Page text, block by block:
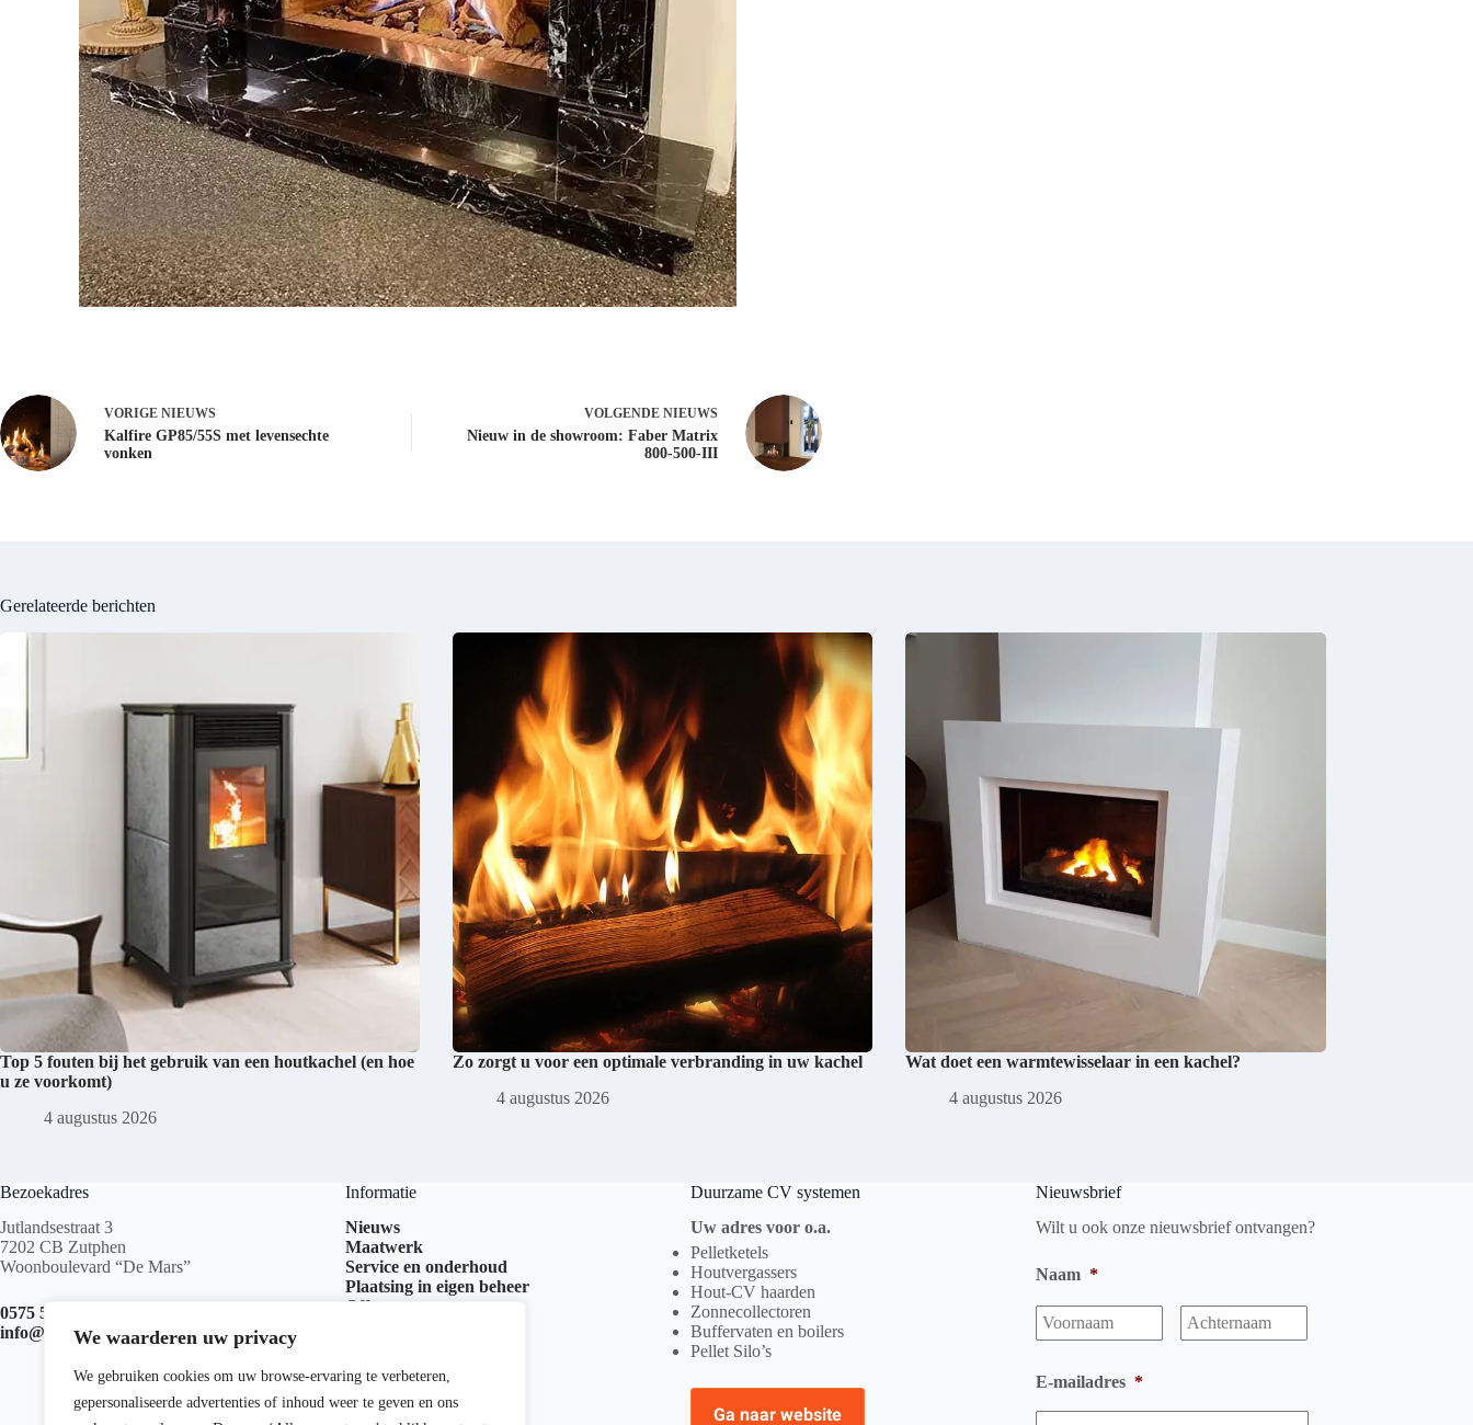
We waarderen uw privacy
We gebruiken cookies om uw browse-ervaring te verbeteren,
gepersonaliseerde advertenties of inhoud weer te geven en ons
VORIGE NIEUWS
Kalfire GP85/55S met levensechte
vonken
VOLGENDE NIEUWS
Nieuw in de showroom: Faber Matrix
800-500-III
Gerelateerde berichten
Top 5 fouten bij het gebruik van een houtkachel (en hoe
u ze voorkomt)
4 augustus 2026
Zo zorgt u voor een optimale verbranding in uw kachel
4 augustus 2026
Wat doet een warmtewisselaar in een kachel?
4 augustus 2026
Bezoekadres
Jutlandsestraat 3
7202 CB Zutphen
Woonboulevard “De Mars”
0575 517 999
info@kachelswk.nl
Informatie
Nieuws
Maatwerk
Service en onderhoud
Plaatsing in eigen beheer
Offerte aanvragen
Duurzame CV systemen
Uw adres voor o.a.
Pelletketels
Houtvergassers
Hout-CV haarden
Zonnecollectoren
Buffervaten en boilers
Pellet Silo’s
Ga naar website
Nieuwsbrief
Wilt u ook onze nieuwsbrief ontvangen?
Naam *
Voornaam
E-mailadres *